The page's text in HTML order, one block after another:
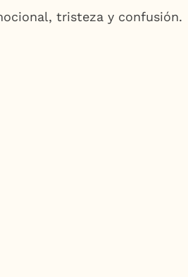
tristeza y confusión.